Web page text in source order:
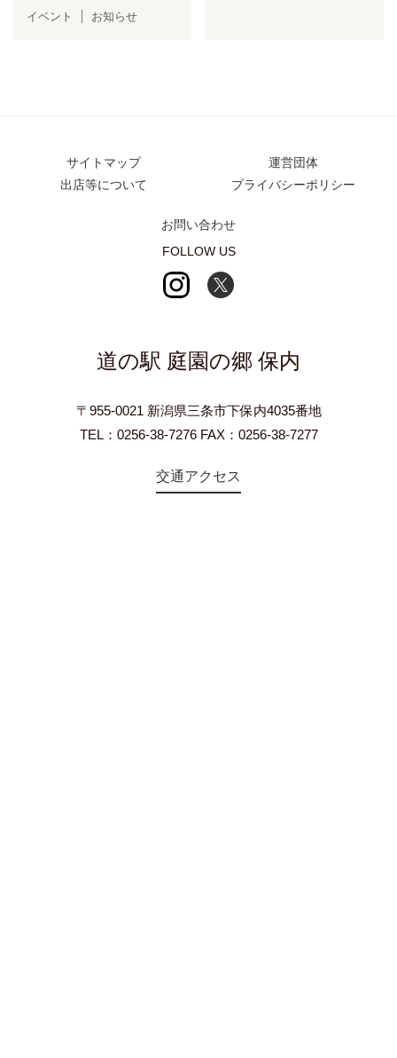
イベント お知らせ
サイトマップ
運営団体
出店等について
プライバシーポリシー
お問い合わせ
FOLLOW US
道の駅 庭園の郷 保内
〒955-0021 新潟県三条市下保内4035番地
TEL：0256-38-7276 FAX：0256-38-7277
交通アクセス